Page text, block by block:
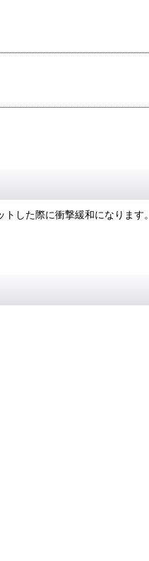
した際に衝撃緩和になります。